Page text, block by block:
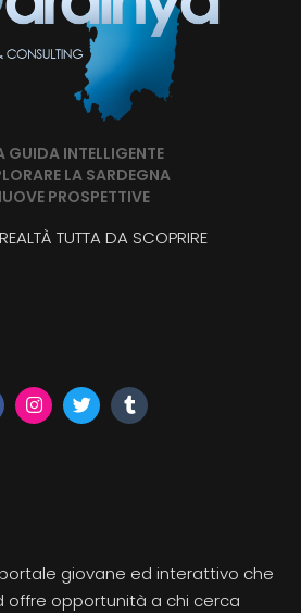
GUIDA INTELLIGENTE
LA SARDEGNA
PROSPETTIVE
TUTTA DA SCOPRIRE
giovane ed interattivo che
offre opportunità a chi cerca